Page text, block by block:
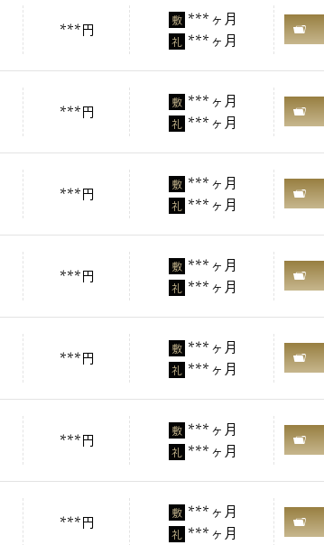
***円 敷 ***ヶ月
礼 ***ヶ月
***円 敷 ***ヶ月
礼 ***ヶ月
***円 敷 ***ヶ月
礼 ***ヶ月
***円 敷 ***ヶ月
礼 ***ヶ月
***円 敷 ***ヶ月
礼 ***ヶ月
***円 敷 ***ヶ月
礼 ***ヶ月
***円 敷 ***ヶ月
礼 ***ヶ月